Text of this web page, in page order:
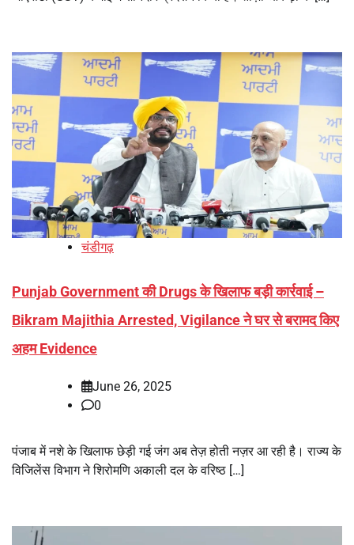
चंडीगढ़
Punjab Government की Drugs के खिलाफ बड़ी कार्रवाई –
Bikram Majithia Arrested, Vigilance ने घर से बरामद किए
अहम Evidence
June 26, 2025
0
पंजाब में नशे के खिलाफ छेड़ी गई जंग अब तेज़ होती नज़र आ रही है। राज्य के
विजिलेंस विभाग ने शिरोमणि अकाली दल के वरिष्ठ […]